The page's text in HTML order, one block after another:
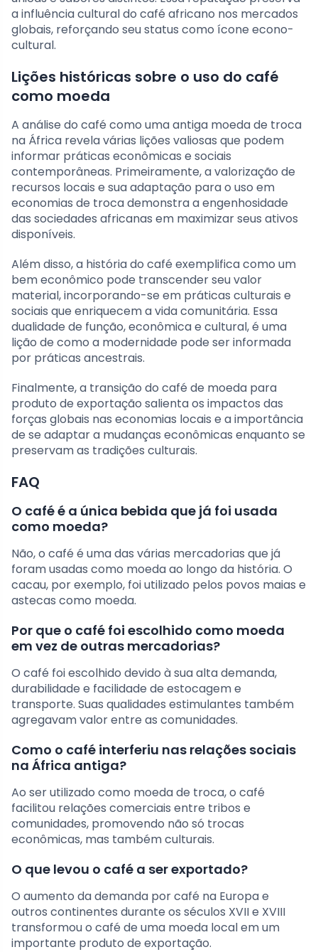
a influência cultural do café africano nos mercados
globais, reforçando seu status como ícone econo-
cultural.
Lições históricas sobre o uso do café
como moeda
A análise do café como uma antiga moeda de troca
na África revela várias lições valiosas que podem
informar práticas econômicas e sociais
contemporâneas. Primeiramente, a valorização de
recursos locais e sua adaptação para o uso em
economias de troca demonstra a engenhosidade
das sociedades africanas em maximizar seus ativos
disponíveis.
Além disso, a história do café exemplifica como um
bem econômico pode transcender seu valor
material, incorporando-se em práticas culturais e
sociais que enriquecem a vida comunitária. Essa
dualidade de função, econômica e cultural, é uma
lição de como a modernidade pode ser informada
por práticas ancestrais.
Finalmente, a transição do café de moeda para
produto de exportação salienta os impactos das
forças globais nas economias locais e a importância
de se adaptar a mudanças econômicas enquanto se
preservam as tradições culturais.
FAQ
O café é a única bebida que já foi usada
como moeda?
Não, o café é uma das várias mercadorias que já
foram usadas como moeda ao longo da história. O
cacau, por exemplo, foi utilizado pelos povos maias e
astecas como moeda.
Por que o café foi escolhido como moeda
em vez de outras mercadorias?
O café foi escolhido devido à sua alta demanda,
durabilidade e facilidade de estocagem e
transporte. Suas qualidades estimulantes também
agregavam valor entre as comunidades.
Como o café interferiu nas relações sociais
na África antiga?
Ao ser utilizado como moeda de troca, o café
facilitou relações comerciais entre tribos e
comunidades, promovendo não só trocas
econômicas, mas também culturais.
O que levou o café a ser exportado?
O aumento da demanda por café na Europa e
outros continentes durante os séculos XVII e XVIII
transformou o café de uma moeda local em um
importante produto de exportação.